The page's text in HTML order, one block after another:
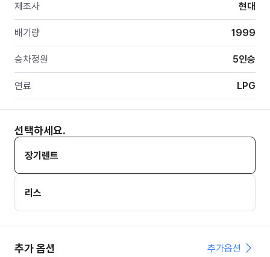
제조사 현대
배기량 1999
승차정원 5인승
연료 LPG
선택하세요.
장기렌트
리스
추가 옵션 추가옵션